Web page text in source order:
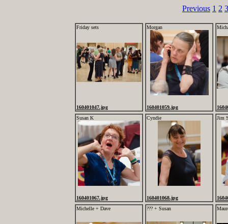
Previous 1 2 3
Friday sets
160401047.jpg
Morgan
160401059.jpg
Susan K
160401067.jpg
Cyndie
160401068.jpg
Jim
Michelle + Dave
??? + Susan